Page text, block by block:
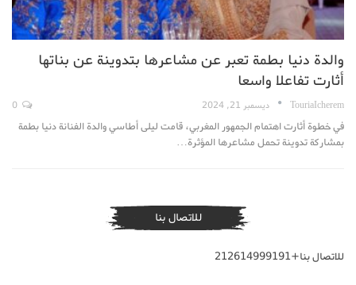
والدة دنيا بطمة تعبر عن مشاعرها بتدوينة عن بناتها
أثارت تفاعلا واسعا
TouriaIcherem ديسمبر 21, 2024
في خطوة أثارت اهتمام الجمهور المغربي، قامت ليلى أطاسي والدة الفنانة دنيا بطمة
بمشاركة تدوينة تحمل مشاعرها المؤثرة…
للاتصال بنا
للاتصال بنا+212614999191